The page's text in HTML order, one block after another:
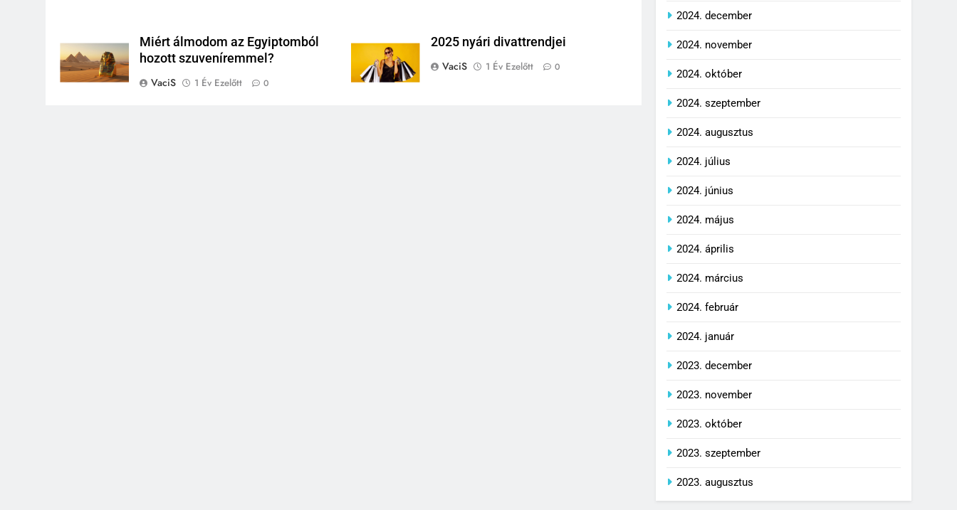
Miért álmodom az Egyiptomból
hozott szuveníremmel?
VaciS
1 Év Ezelőtt 0
2025 nyári divattrendjei
VaciS
1 Év Ezelőtt 0
2024. december
2024. november
2024. október
2024. szeptember
2024. augusztus
2024. július
2024. június
2024. május
2024. április
2024. március
2024. február
2024. január
2023. december
2023. november
2023. október
2023. szeptember
2023. augusztus